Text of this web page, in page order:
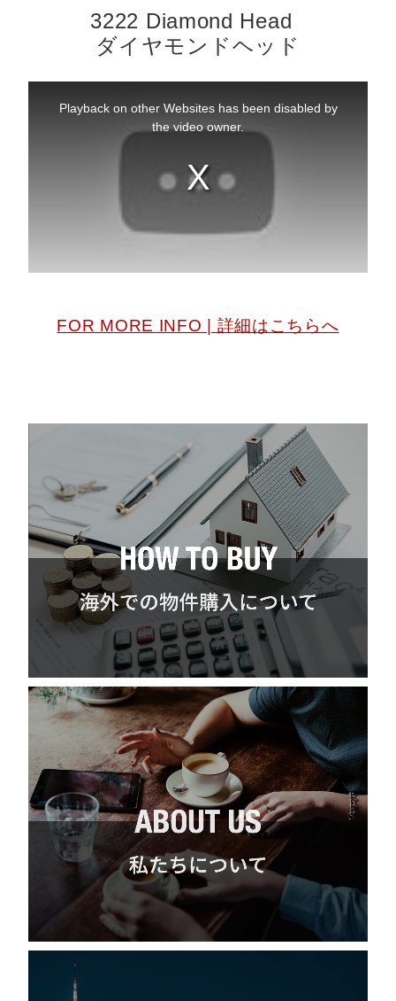
3222 Diamond Head
ダイヤモンドヘッド
FOR MORE INFO | 詳細はこちらへ